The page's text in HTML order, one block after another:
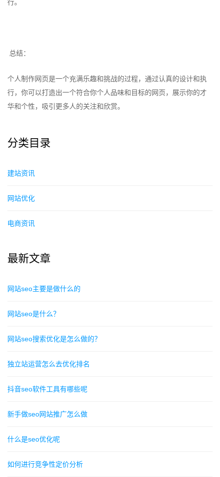
行。
总结：
个人制作网页是一个充满乐趣和挑战的过程，通过认真的设计和执
行，你可以打造出一个符合你个人品味和目标的网页，展示你的才
华和个性，吸引更多人的关注和欣赏。
分类目录
建站资讯
网站优化
电商资讯
最新文章
网站seo主要是做什么的
网站seo是什么？
网站seo搜索优化是怎么做的？
独立站运营怎么去优化排名
抖音seo软件工具有哪些呢
新手做seo网站推广怎么做
什么是seo优化呢
如何进行竞争性定价分析